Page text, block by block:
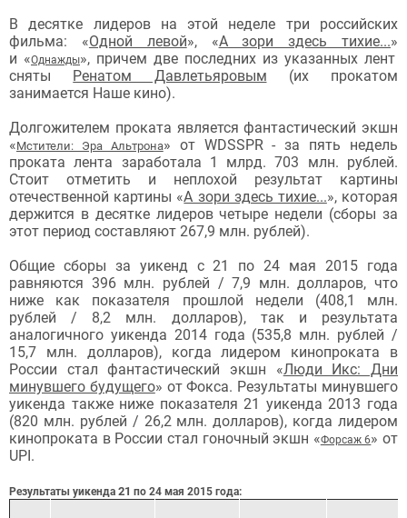
В десятке лидеров на этой неделе три российских
фильма: «Одной левой», «А зори здесь тихие...»
и «Однажды», причем две последних из указанных лент
сняты Ренатом Давлетьяровым (их прокатом
занимается Наше кино).
Долгожителем проката является фантастический экшн
«Мстители: Эра Альтрона» от WDSSPR - за пять недель
проката лента заработала 1 млрд. 703 млн. рублей.
Стоит отметить и неплохой результат картины
отечественной картины «А зори здесь тихие...», которая
держится в десятке лидеров четыре недели (сборы за
этот период составляют 267,9 млн. рублей).
Общие сборы за уикенд с 21 по 24 мая 2015 года
равняются 396 млн. рублей / 7,9 млн. долларов, что
ниже как показателя прошлой недели (408,1 млн.
рублей / 8,2
млн. долларов), так и результата
аналогичного уикенда 2014 года (535,8 млн. рублей /
15,7 млн. долларов), когда лидером кинопроката в
России сталфантастический экшн «Люди Икс: Дни
минувшего будущего» от Фокса. Результаты минувшего
уикенда также ниже показателя 21 уикенда 2013 года
(820 млн. рублей / 26,2 млн. долларов), когда лидером
кинопроката в России стал гоночный экшн «Форсаж 6» от
UPI .
Результаты уикенда 21 по 24 мая 2015 года: